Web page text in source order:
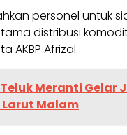
personel untuk
distribusi
AKBP Afrizal.
Teluk Meranti Gelar
Malam